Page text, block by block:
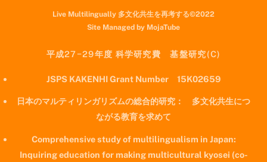
Live Multilingually 多文化共生を再考する©2022
Site Managed by MojaTube
平成27−29年度 科学研究費 基盤研究(C)
JSPS KAKENHI Grant Number 15K02659
日本のマルティリンガリズムの総合的研究： 多文化共生につ
ながる教育を求めて
Comprehensive study of multilingualism in Japan:
Inquiring education for making multicultural kyosei (co-